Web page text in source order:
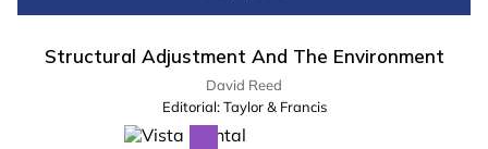
Structural Adjustment And The Environment
David Reed
Editorial: Taylor & Francis